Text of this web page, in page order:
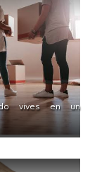
vives en un